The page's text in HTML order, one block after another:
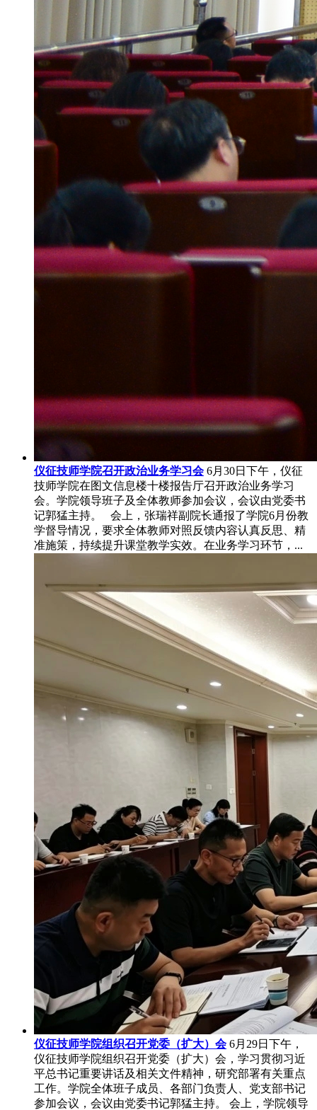
仪征技师学院召开政治业务学习会 6月30日下午，仪征
技师学院在图文信息楼十楼报告厅召开政治业务学习
会。学院领导班子及全体教师参加会议，会议由党委书
记郭猛主持。 会上，张瑞祥副院长通报了学院6月份教
学督导情况，要求全体教师对照反馈内容认真反思、精
准施策，持续提升课堂教学实效。在业务学习环节，...
仪征技师学院组织召开党委（扩大）会 6月29日下午，
仪征技师学院组织召开党委（扩大）会，学习贯彻习近
平总书记重要讲话及相关文件精神，研究部署有关重点
工作。学院全体班子成员、各部门负责人、党支部书记
参加会议，会议由党委书记郭猛主持。 会上，学院领导